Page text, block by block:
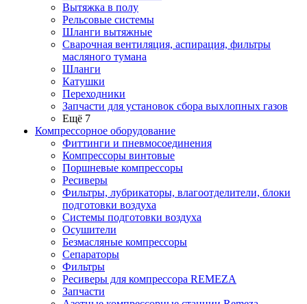
Вытяжка в полу
Рельсовые системы
Шланги вытяжные
Сварочная вентиляция, аспирация, фильтры
масляного тумана
Шланги
Катушки
Переходники
Запчасти для установок сбора выхлопных газов
Ещё 7
Компрессорное оборудование
Фиттинги и пневмосоединения
Компрессоры винтовые
Поршневые компрессоры
Ресиверы
Фильтры, лубрикаторы, влагоотделители, блоки
подготовки воздуха
Системы подготовки воздуха
Осушители
Безмасляные компрессоры
Сепараторы
Фильтры
Ресиверы для компрессора REMEZA
Запчасти